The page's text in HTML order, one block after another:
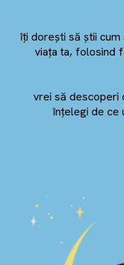
îți dorești să știi
viața ta, folosind
vrei să descoperi
înțelegi de ce